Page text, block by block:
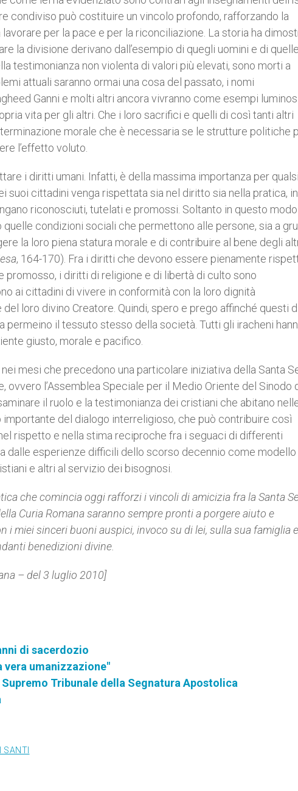
condiviso può costituire un vincolo profondo, rafforzando la
per la pace e per la riconciliazione. La storia ha
la divisione derivano dall’esempio di quegli uomini e di quelle
testimonianza non violenta di valori più elevati, sono morti a
attuali saranno ormai una cosa del passato, i nomi
Ganni e molti altri ancora vivranno come esempi
vita per gli altri. Che i loro sacrifici e quelli di così tanti altri
morale che è necessaria se le strutture politiche
l’effetto voluto.
i diritti umani. Infatti, è della massima importanza per
suoi cittadini venga rispettata sia nel diritto sia nella pratica, in
riconosciuti, tutelati e promossi. Soltanto in questo
condizioni sociali che permettono alle persone, sia a
la loro piena statura morale e di contribuire al bene degli
, 164-170). Fra i diritti che devono essere pienamente
i diritti di religione e di libertà di culto sono
ai cittadini di vivere in conformità con la loro dignità
loro divino Creatore. Quindi, spero e prego affinché questi
permeino il tessuto stesso della società. Tutti gli iracheni
giusto, morale e pacifico.
mesi che precedono una particolare iniziativa della Santa
ovvero l’Assemblea Speciale per il Medio Oriente del Sinodo
il ruolo e la testimonianza dei cristiani che abitano
del dialogo interreligioso, che può contribuire così
rispetto e nella stima reciproche fra i seguaci di differenti
dalle esperienze difficili dello scorso decennio come modello
e altri al servizio dei bisognosi.
che comincia oggi rafforzi i vincoli di amicizia fra la Santa
Curia Romana saranno sempre pronti a porgere aiuto e
i miei sinceri buoni auspici, invoco su di lei, sulla sua famiglia
benedizioni divine.
– del 3 luglio 2010]
di sacerdozio
umanizzazione"
Tribunale della Segnatura Apostolica
SANTI